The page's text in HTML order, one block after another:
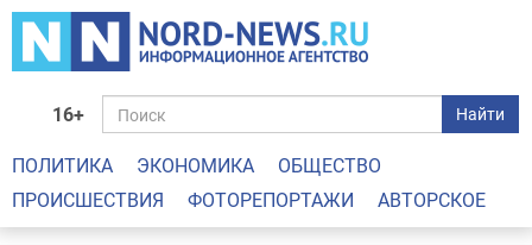
16+ Найти
ПОЛИТИКА ЭКОНОМИКА
ОБЩЕСТВО
ПРОИСШЕСТВИЯ
ФОТОРЕПОРТАЖИ АВТОРСКОЕ